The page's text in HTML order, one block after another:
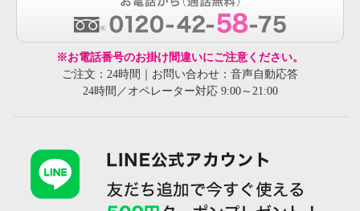
※お電話番号のお掛け間違いにご注意ください。
ご注文：24時間｜お問い合わせ：音声自動応答
24時間／オペレーター対応 9:00～21:00